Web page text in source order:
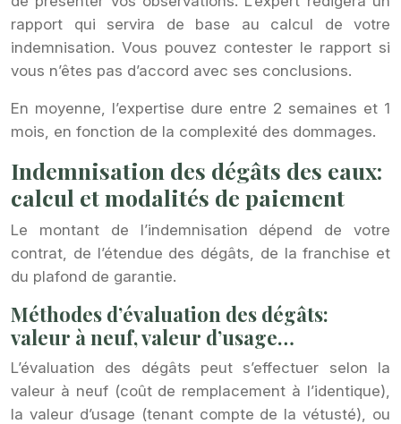
rapport qui servira de base au calcul de votre
indemnisation. Vous pouvez contester le rapport si
vous n’êtes pas d’accord avec ses conclusions.
En moyenne, l’expertise dure entre 2 semaines et 1
mois, en fonction de la complexité des dommages.
Indemnisation des dégâts des eaux:
calcul et modalités de paiement
Le montant de l’indemnisation dépend de votre
contrat, de l’étendue des dégâts, de la franchise et
du plafond de garantie.
Méthodes d’évaluation des dégâts:
valeur à neuf, valeur d’usage…
L’évaluation des dégâts peut s’effectuer selon la
valeur à neuf (coût de remplacement à l’identique),
la valeur d’usage (tenant compte de la vétusté), ou